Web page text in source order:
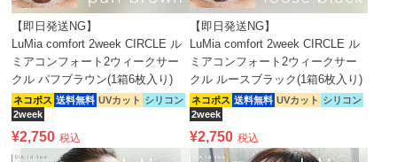
【即日発送NG】
LuMia comfort 2week CIRCLE ル
ミアコンフォート2ウィークサー
クル パフブラウン(1箱6枚入り)
ネコポス 送料無料 UVカット シリコン
2week
¥2,750 税込
【即日発送NG】
LuMia comfort 2week CIRCLE ル
ミアコンフォート2ウィークサー
クル ルースブラック(1箱6枚入り)
ネコポス 送料無料 UVカット シリコン
2week
¥2,750 税込